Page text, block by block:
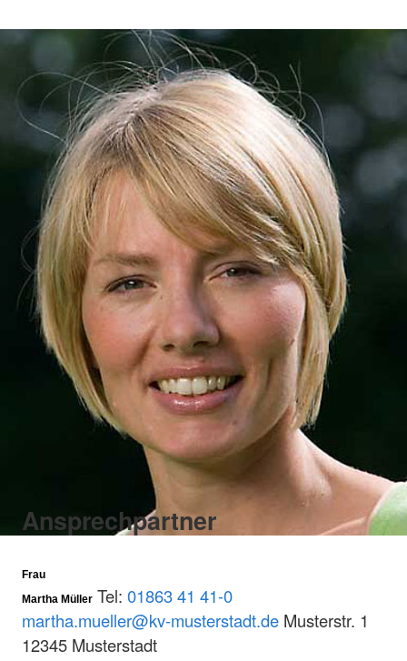
Ansprechpartner
Frau
Martha Müller Tel: 01863 41 41-0
martha.mueller@kv-musterstadt.de Musterstr. 1
12345 Musterstadt